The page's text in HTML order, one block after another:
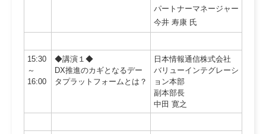
パートナーマネージャー
今井 寿康 氏
15:30
～
16:00
◆講演１◆
DX推進のカギとなるデー
タプラットフォームとは？
日本情報通信株式会社
バリューインテグレーシ
ョン本部
副本部長
中田 寛之